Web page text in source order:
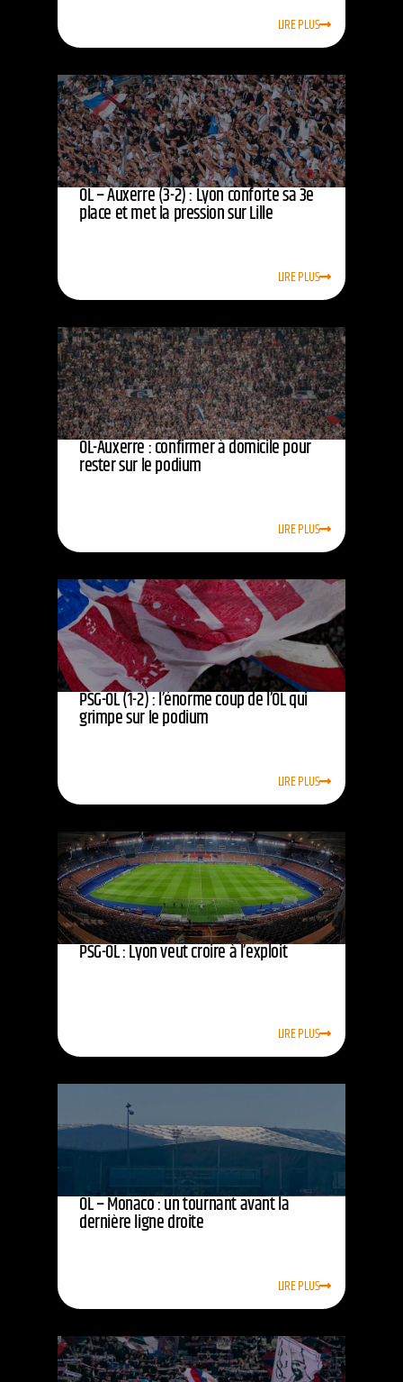
LIRE PLUS
OL – Auxerre (3-2) : Lyon conforte sa 3e
place et met la pression sur Lille
LIRE PLUS
OL-Auxerre : confirmer à domicile pour
rester sur le podium
LIRE PLUS
PSG-OL (1-2) : l’énorme coup de l’OL qui
grimpe sur le podium
LIRE PLUS
PSG-OL : Lyon veut croire à l’exploit
LIRE PLUS
OL – Monaco : un tournant avant la
dernière ligne droite
LIRE PLUS